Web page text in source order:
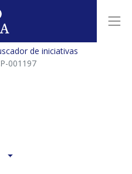
de iniciativas
001197